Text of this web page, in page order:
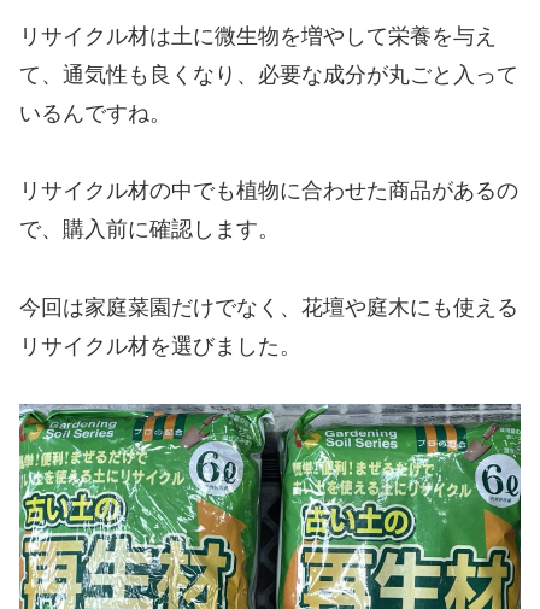
リサイクル材は土に微生物を増やして栄養を与え
て、通気性も良くなり、必要な成分が丸ごと入って
いるんですね。
リサイクル材の中でも植物に合わせた商品があるの
で、購入前に確認します。
今回は家庭菜園だけでなく、花壇や庭木にも使える
リサイクル材を選びました。